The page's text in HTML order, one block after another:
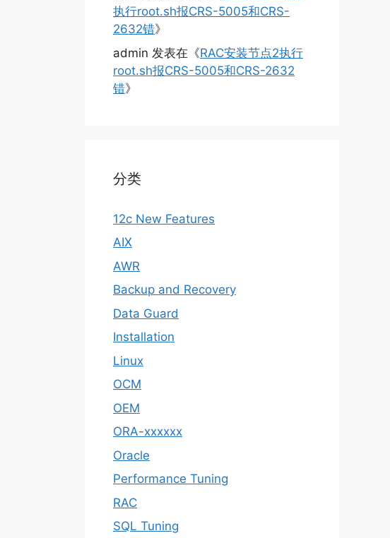
执行root.sh报CRS-5005和CRS-
2632错》
admin 发表在《RAC安装节点2执行
root.sh报CRS-5005和CRS-2632
错》
分类
12c New Features
AIX
AWR
Backup and Recovery
Data Guard
Installation
Linux
OCM
OEM
ORA-xxxxxx
Oracle
Performance Tuning
RAC
SQL Tuning